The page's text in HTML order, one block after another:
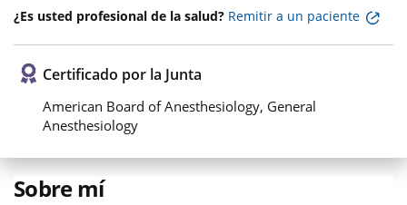
¿Es usted profesional de la salud? Remitir a un paciente
Certificado por la Junta
American Board of Anesthesiology, General
Anesthesiology
Sobre mí